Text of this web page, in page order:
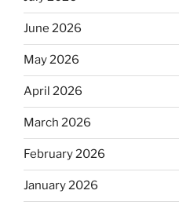
June 2026
May 2026
April 2026
March 2026
February 2026
January 2026